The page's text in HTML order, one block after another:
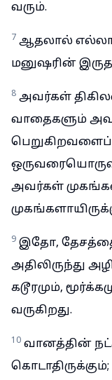
வரும்.
7 ஆதலால்
மனுஷரின்
8 அவர்கள்
வாதைகளும்
அவர்கள்
9 இதோ,
அதிலிருந்து
கடூரமும்,
வருகிறது.
10 வானத்தின்